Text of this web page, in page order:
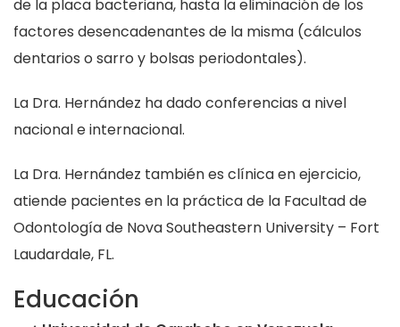
de la placa bacteriana, hasta la eliminación de los
factores desencadenantes de la misma (cálculos
dentarios o sarro y bolsas periodontales).
La Dra. Hernández ha dado conferencias a nivel
nacional e internacional.
La Dra. Hernández también es clínica en ejercicio,
atiende pacientes en la práctica de la Facultad de
Odontología de Nova Southeastern University – Fort
Laudardale, FL.
Educación